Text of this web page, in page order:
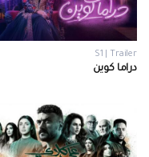
S1 | Trailer
دراما كوين